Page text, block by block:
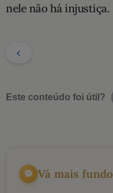
nele não há injustiça.
Este conteúdo foi útil?
Vá mais fundo